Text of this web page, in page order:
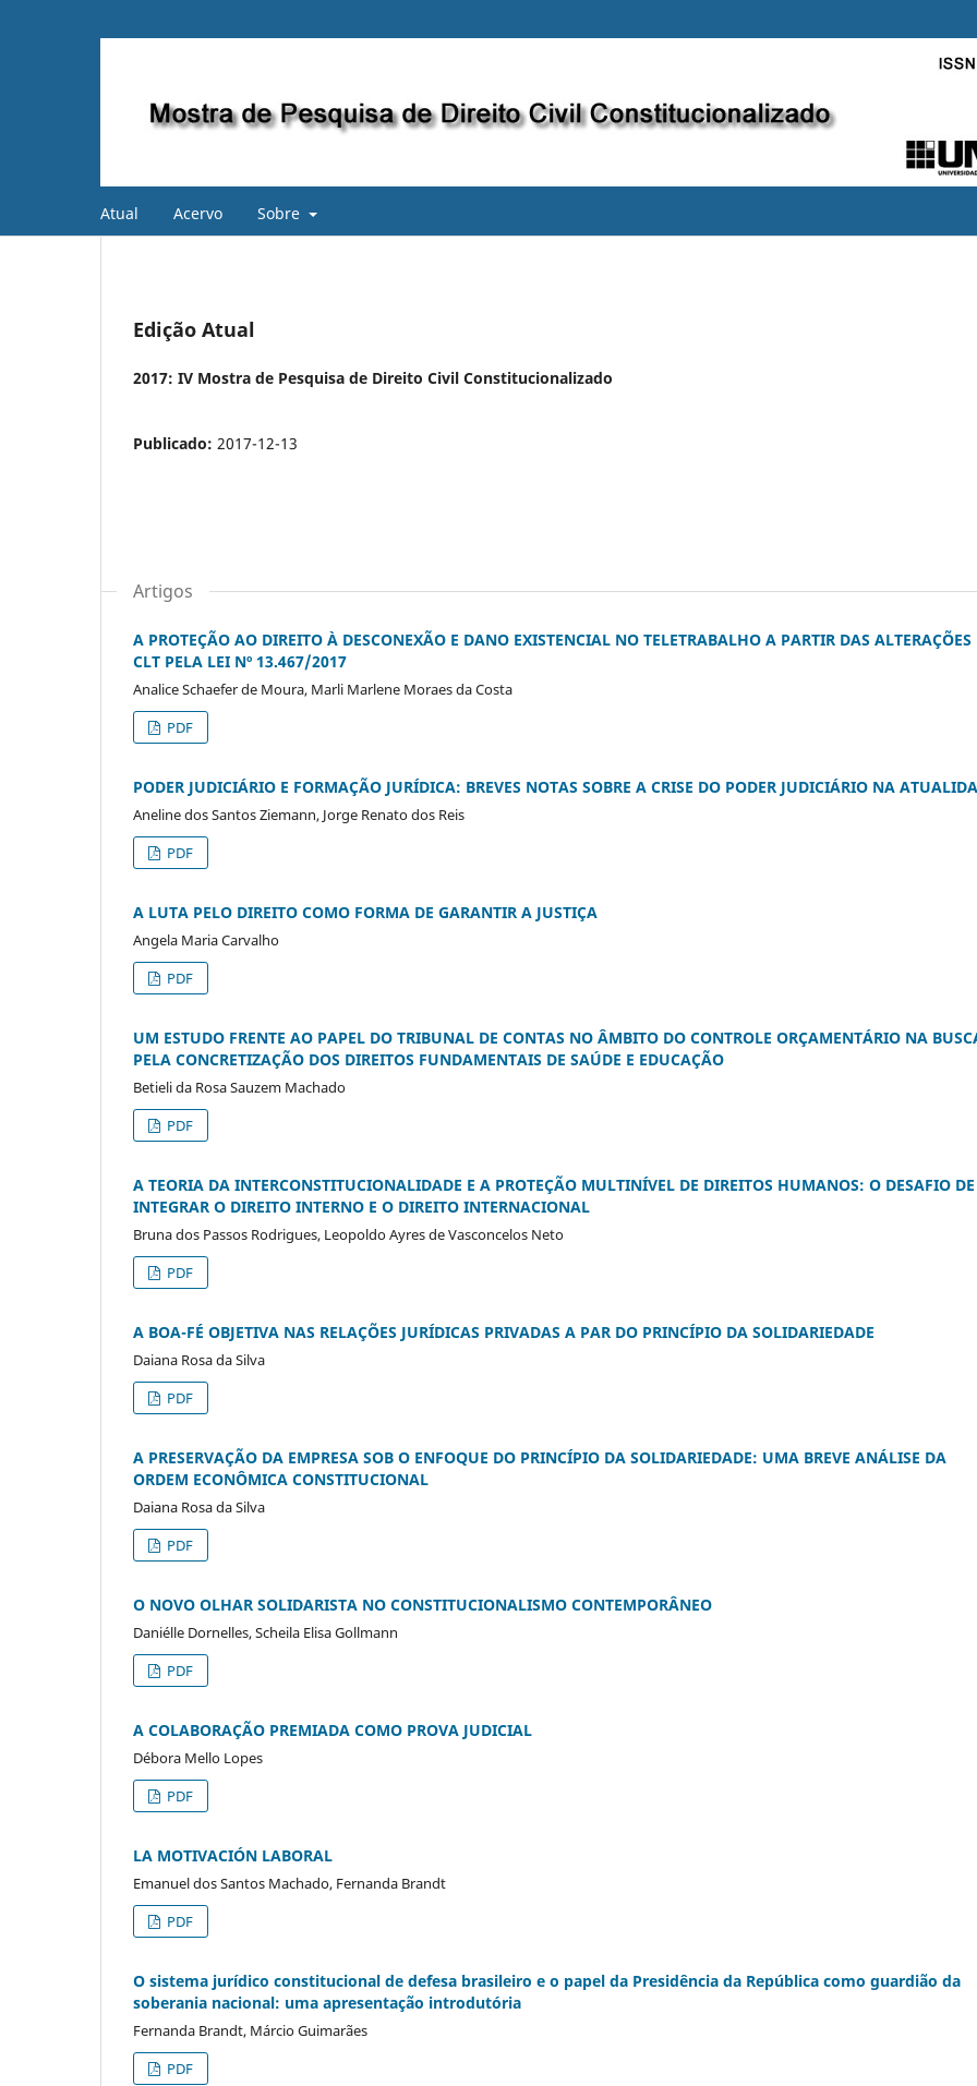
Atual Acervo Sobre
Edição Atual
2017: IV Mostra de Pesquisa de Direito Civil Constitucionalizado
Publicado: 2017-12-13
Artigos
A PROTEÇÃO AO DIREITO À DESCONEXÃO E DANO EXISTENCIAL NO TELETRABALHO A PARTIR DAS ALTERAÇÕES
CLT PELA LEI Nº 13.467/2017
Analice Schaefer de Moura, Marli Marlene Moraes da Costa
PDF
PODER JUDICIÁRIO E FORMAÇÃO JURÍDICA: BREVES NOTAS SOBRE A CRISE DO PODER JUDICIÁRIO NA
Aneline dos Santos Ziemann, Jorge Renato dos Reis
PDF
A LUTA PELO DIREITO COMO FORMA DE GARANTIR A JUSTIÇA
Angela Maria Carvalho
PDF
UM ESTUDO FRENTE AO PAPEL DO TRIBUNAL DE CONTAS NO ÂMBITO DO CONTROLE ORÇAMENTÁRIO NA
PELA CONCRETIZAÇÃO DOS DIREITOS FUNDAMENTAIS DE SAÚDE E EDUCAÇÃO
Betieli da Rosa Sauzem Machado
PDF
A TEORIA DA INTERCONSTITUCIONALIDADE E A PROTEÇÃO MULTINÍVEL DE DIREITOS HUMANOS: O DESAFIO DE
INTEGRAR O DIREITO INTERNO E O DIREITO INTERNACIONAL
Bruna dos Passos Rodrigues, Leopoldo Ayres de Vasconcelos Neto
PDF
A BOA-FÉ OBJETIVA NAS RELAÇÕES JURÍDICAS PRIVADAS A PAR DO PRINCÍPIO DA SOLIDARIEDADE
Daiana Rosa da Silva
PDF
A PRESERVAÇÃO DA EMPRESA SOB O ENFOQUE DO PRINCÍPIO DA SOLIDARIEDADE: UMA BREVE ANÁLISE DA
ORDEM ECONÔMICA CONSTITUCIONAL
Daiana Rosa da Silva
PDF
O NOVO OLHAR SOLIDARISTA NO CONSTITUCIONALISMO CONTEMPORÂNEO
Daniélle Dornelles, Scheila Elisa Gollmann
PDF
A COLABORAÇÃO PREMIADA COMO PROVA JUDICIAL
Débora Mello Lopes
PDF
LA MOTIVACIÓN LABORAL
Emanuel dos Santos Machado, Fernanda Brandt
PDF
O sistema jurídico constitucional de defesa brasileiro e o papel da Presidência da República como guardião da
soberania nacional: uma apresentação introdutória
Fernanda Brandt, Márcio Guimarães
PDF